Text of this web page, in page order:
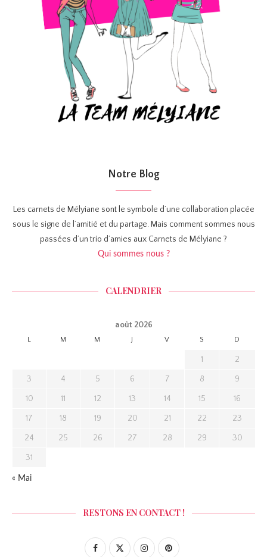
Notre Blog
Les carnets de Mélyiane sont le symbole d’une collaboration placée
sous le signe de l’amitié et du partage. Mais comment sommes nous
passées d’un trio d’amies aux Carnets de Mélyiane ?
Qui sommes nous ?
CALENDRIER
août 2026
L M M V S D
1 2
3 4 5 6 7 8 9
10 11 12 13 14 15 16
17 18 19 20 21 22 23
24 25 26 27 28 29 30
31
« Mai
RESTONS EN CONTACT !